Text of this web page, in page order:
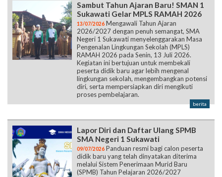
Sambut Tahun Ajaran Baru! SMAN 1
Sukawati Gelar MPLS RAMAH 2026
13/07/2026 Mengawali Tahun Ajaran
2026/2027 dengan penuh semangat, SMA
Negeri 1 Sukawati menyelenggarakan Masa
Pengenalan Lingkungan Sekolah (MPLS)
RAMAH 2026 pada Senin, 13 Juli 2026.
Kegiatan ini bertujuan untuk membekali
peserta didik baru agar lebih mengenal
lingkungan sekolah, mengembangkan potensi
diri, serta mempersiapkan diri mengikuti
proses pembelajaran.
berita
Lapor Diri dan Daftar Ulang SPMB
SMA Negeri 1 Sukawati
09/07/2026 Panduan resmi bagi calon peserta
didik baru yang telah dinyatakan diterima
melalui Sistem Penerimaan Murid Baru
(SPMB) Tahun Pelajaran 2026/2027